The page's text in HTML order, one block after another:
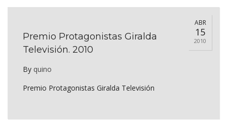
ABR
15
2010
Premio Protagonistas Giralda
Televisión. 2010
By quino
Premio Protagonistas Giralda Televisión